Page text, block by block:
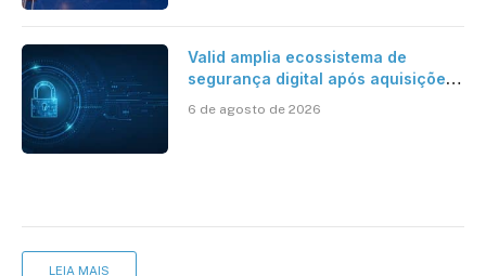
Valid amplia ecossistema de
segurança digital após aquisições
6 de agosto de 2026
LEIA MAIS